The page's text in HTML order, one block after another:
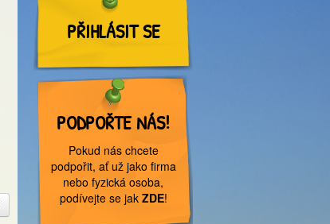
PŘIHLÁSIT SE
PODPOŘTE NÁS!
Pokud nás chcete
podpořit, ať už jako firma
nebo fyzická osoba,
podívejte se jak ZDE!